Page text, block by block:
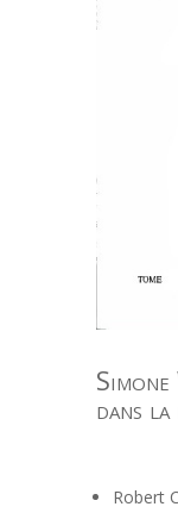
dans
Robert